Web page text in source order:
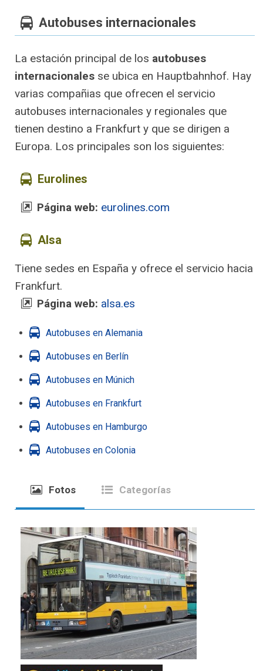
Autobuses internacionales
La estación principal de los autobuses
internacionales se ubica en Hauptbahnhof. Hay
varias compañias que ofrecen el servicio
autobuses internacionales y regionales que
tienen destino a Frankfurt y que se dirigen a
Europa. Los principales son los siguientes:
Eurolines
Página web: eurolines.com
Alsa
Tiene sedes en España y ofrece el servicio hacia
Frankfurt.
Página web: alsa.es
Autobuses en Alemania
Autobuses en Berlín
Autobuses en Múnich
Autobuses en Frankfurt
Autobuses en Hamburgo
Autobuses en Colonia
Fotos Categorías